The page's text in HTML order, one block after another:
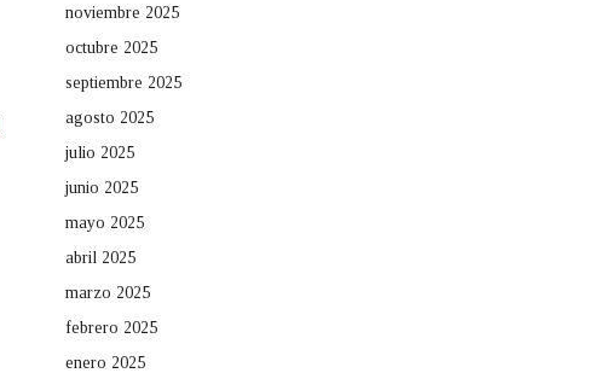
noviembre 2025
octubre 2025
septiembre 2025
agosto 2025
julio 2025
junio 2025
mayo 2025
abril 2025
marzo 2025
febrero 2025
enero 2025